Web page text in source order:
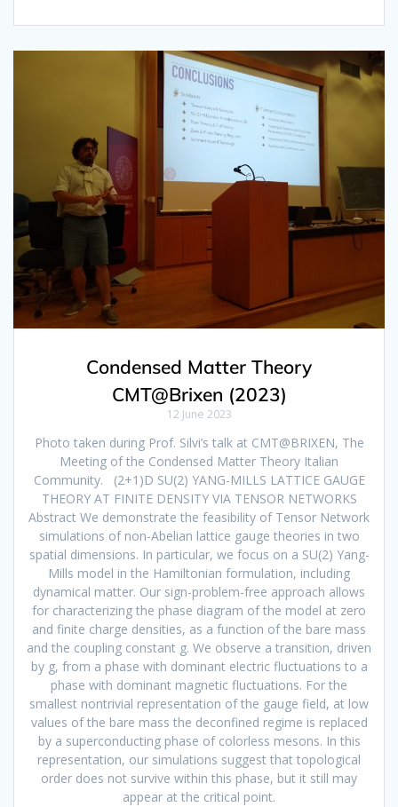
Condensed Matter Theory
CMT@Brixen (2023)
12 June 2023
Photo taken during Prof. Silvi’s talk at CMT@BRIXEN, The
Meeting of the Condensed Matter Theory Italian
Community. (2+1)D SU(2) YANG-MILLS LATTICE GAUGE
THEORY AT FINITE DENSITY VIA TENSOR NETWORKS
Abstract We demonstrate the feasibility of Tensor Network
simulations of non-Abelian lattice gauge theories in two
spatial dimensions. In particular, we focus on a SU(2) Yang-
Mills model in the Hamiltonian formulation, including
dynamical matter. Our sign-problem-free approach allows
for characterizing the phase diagram of the model at zero
and finite charge densities, as a function of the bare mass
and the coupling constant g. We observe a transition, driven
by g, from a phase with dominant electric fluctuations to a
phase with dominant magnetic fluctuations. For the
smallest nontrivial representation of the gauge field, at low
values of the bare mass the deconfined regime is replaced
by a superconducting phase of colorless mesons. In this
representation, our simulations suggest that topological
order does not survive within this phase, but it still may
appear at the critical point.